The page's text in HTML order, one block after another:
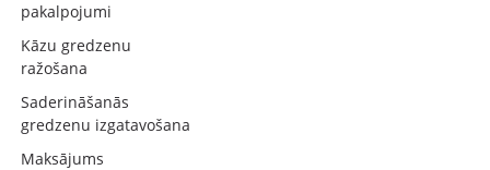
pakalpojumi
Kāzu gredzenu
ražošana
Saderināšanās
gredzenu izgatavošana
Maksājums